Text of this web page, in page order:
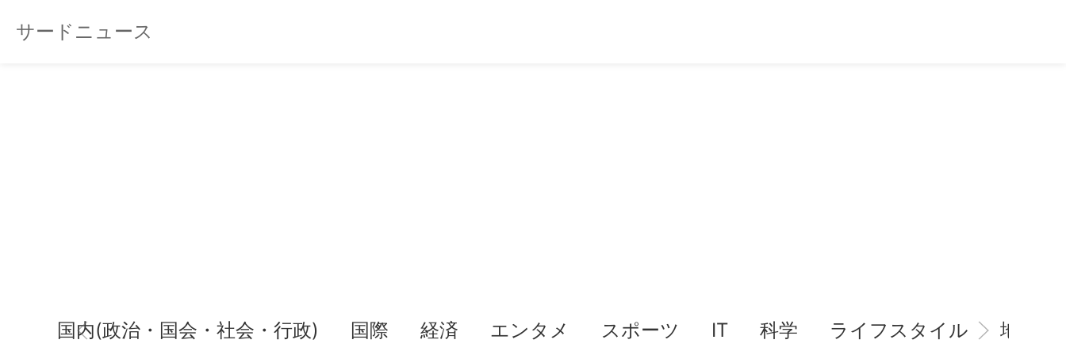
サードニュース
国内(政治・国会・社会・行政) 国際 経済 エンタメ スポーツ IT 科学 ライフスタイル 地域情